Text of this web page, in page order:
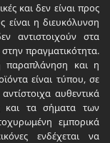
και δεν είναι προς
είναι η διευκόλυνση
αντιστοιχούν στα
πραγματικότητα.
παραπλάνηση και η
είναι τύπου, σε
αυθεντικά
και τα σήματα των
εμπορικά
ενδέχεται να